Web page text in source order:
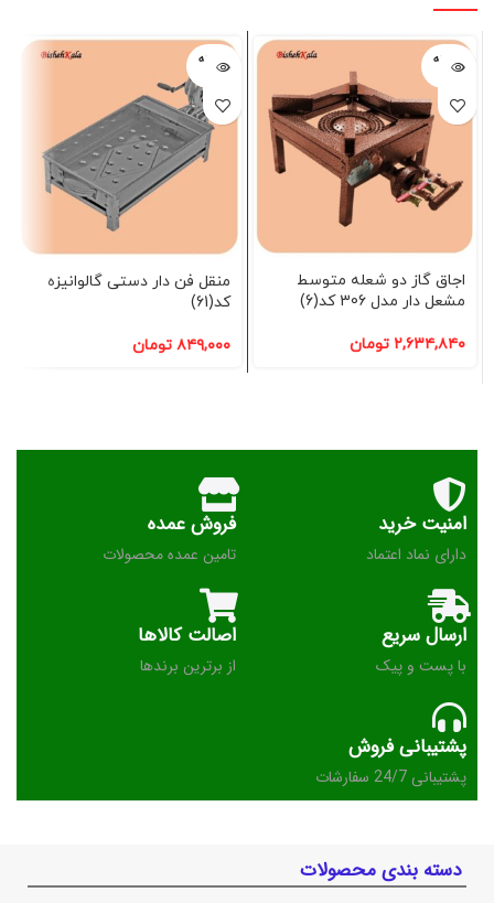
فروخته
شده
اجاق گاز دو شعله متوسط
مشعل دار مدل 306 کد(6)
۲,۶۳۴,۸۴۰ تومان
فروخته
شده
منقل فن دار دستی گالوانیزه
کد(61)
۸۴۹,۰۰۰ تومان
امنیت خرید
دارای نماد اعتماد
فروش عمده
تامین عمده محصولات
ارسال سریع
با پست و پیک
اصالت کالاها
از برترین برندها
پشتیبانی فروش
پشتیبانی 24/7 سفارشات
دسته بندی محصولات